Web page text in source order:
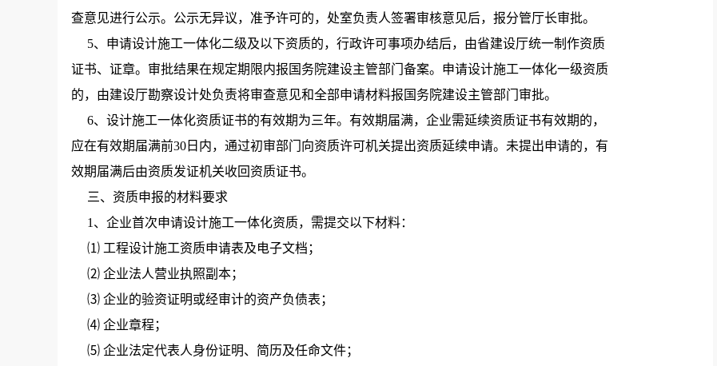
查意见进行公示。公示无异议，准予许可的，处室负责人签署审核意见后，报分管厅长审批。
5、申请设计施工一体化二级及以下资质的，行政许可事项办结后，由省建设厅统一制作资质
证书、证章。审批结果在规定期限内报国务院建设主管部门备案。申请设计施工一体化一级资质
的，由建设厅勘察设计处负责将审查意见和全部申请材料报国务院建设主管部门审批。
6、设计施工一体化资质证书的有效期为三年。有效期届满，企业需延续资质证书有效期的，
应在有效期届满前30日内，通过初审部门向资质许可机关提出资质延续申请。未提出申请的，有
效期届满后由资质发证机关收回资质证书。
三、资质申报的材料要求
1、企业首次申请设计施工一体化资质，需提交以下材料：
⑴ 工程设计施工资质申请表及电子文档；
⑵ 企业法人营业执照副本；
⑶ 企业的验资证明或经审计的资产负债表；
⑷ 企业章程；
⑸ 企业法定代表人身份证明、简历及任命文件；